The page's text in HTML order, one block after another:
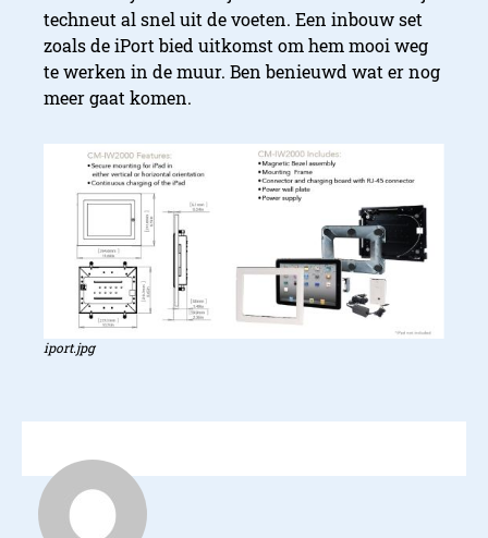
techneut al snel uit de voeten. Een inbouw set
zoals de iPort bied uitkomst om hem mooi weg
te werken in de muur. Ben benieuwd wat er nog
meer gaat komen.
iport.jpg